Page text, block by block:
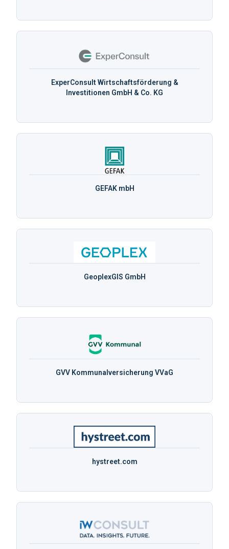
ExperConsult Wirtschaftsförderung &
Investitionen GmbH & Co. KG
GEFAK mbH
GeoplexGIS GmbH
GVV Kommunalversicherung VVaG
hystreet.com